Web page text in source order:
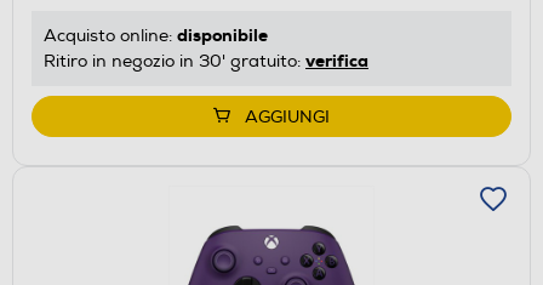
Acquisto online: disponibile
Ritiro in negozio in 30' gratuito: verifica
AGGIUNGI